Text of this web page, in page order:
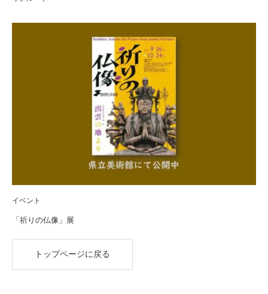
イベント
「祈りの仏像」展
トップページに戻る